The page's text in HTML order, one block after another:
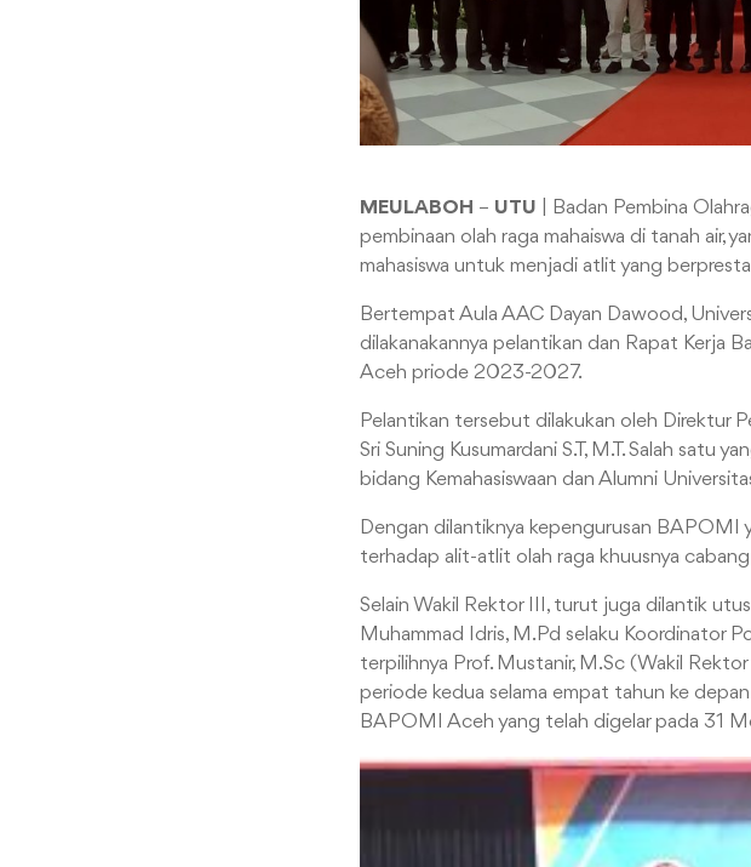
MEULABOH – UTU | Badan Pembina
pembinaan olah raga mahaiswa di tanah air,
mahasiswa untuk menjadi atlit yang
Bertempat Aula AAC Dayan Dawood,
dilakanakannya pelantikan dan Rapat Kerja
Aceh priode 2023-2027.
Pelantikan tersebut dilakukan oleh Direktur
Sri Suning Kusumardani S.T, M.T. Salah satu
bidang Kemahasiswaan dan Alumni
Dengan dilantiknya kepengurusan BAPOMI
terhadap alit-atlit olah raga khuusnya
Selain Wakil Rektor III, turut juga dilantik
Muhammad Idris, M.Pd selaku Koordinator
terpilihnya Prof. Mustanir, M.Sc (Wakil
periode kedua selama empat tahun ke
BAPOMI Aceh yang telah digelar pada 31